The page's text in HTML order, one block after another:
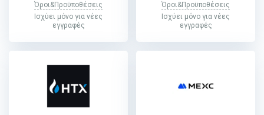
Όροι&Προϋποθέσεις
Ισχύει μόνο για νέες
εγγραφές
Όροι&Προϋποθέσεις
Ισχύει μόνο για νέες
εγγραφές